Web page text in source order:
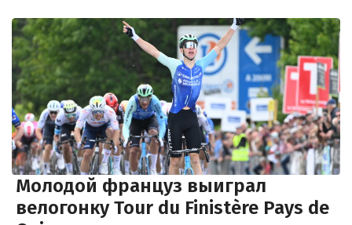
Молодой француз выиграл
велогонку Tour du Finistère Pays de